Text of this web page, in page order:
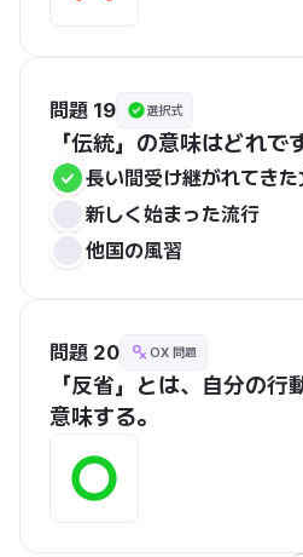
問題 19 選択式
「伝統」の意味はどれで
長い間受け継がれてき
新しく始まった流行
他国の風習
問題 20 OX 問題
「反省」とは、自分の行
意味する。